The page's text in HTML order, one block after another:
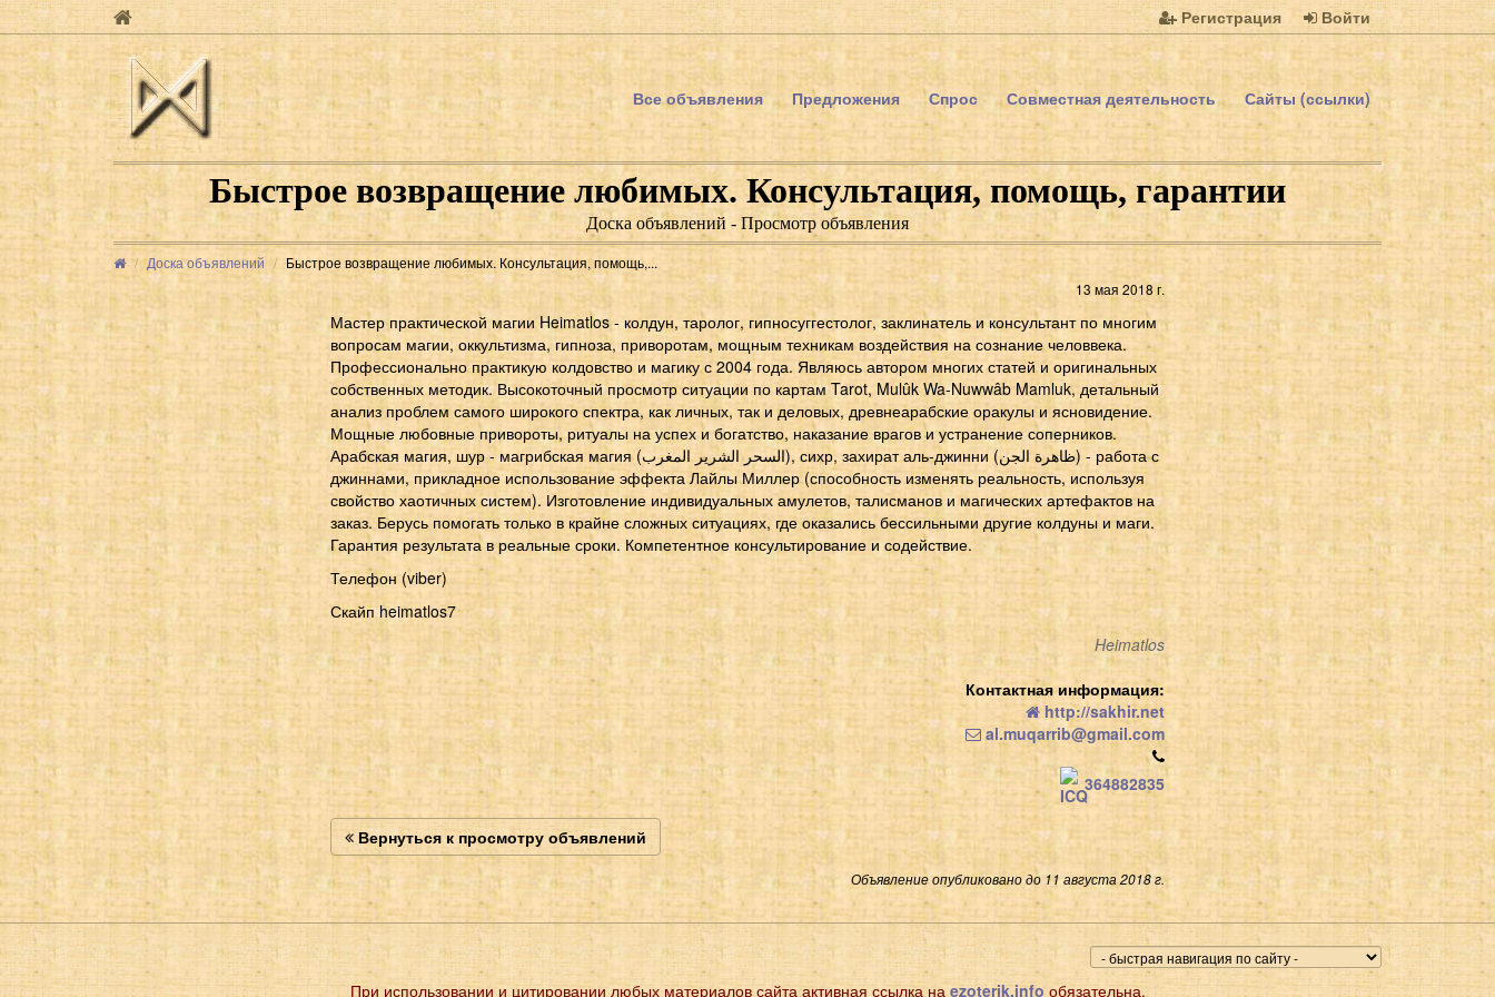
Регистрация Войти
Все объявления Предложения Спрос Совместная деятельность Сайты (ссылки)
Быстрое возвращение любимых. Консультация, помощь, гарантии
Доска объявлений - Просмотр объявления
Доска объявлений
Быстрое возвращение любимых. Консультация, помощь,...
13 мая 2018 г.
Мастер практической магии Heimatlos - колдун, таролог, гипносуггестолог, заклинатель и консультант по многим
вопросам магии, оккультизма, гипноза, приворотам, мощным техникам воздействия на сознание человвека.
Профессионально практикую колдовство и магику с 2004 года. Являюсь автором многих статей и оригинальных
собственных методик. Высокоточный просмотр ситуации по картам Tarot, Mulûk Wa-Nuwwâb Mamluk, детальный
анализ проблем самого широкого спектра, как личных, так и деловых, древнеарабские оракулы и ясновидение.
Мощные любовные привороты, ритуалы на успех и богатство, наказание врагов и устранение соперников.
Арабская магия, шур - магрибская магия (السحر الشرير المغرب), сихр, захират аль-джинни (ظاهرة الجن) - работа с
джиннами, прикладное использование эффекта Лайлы Миллер (способность изменять реальность, используя
свойство хаотичных систем). Изготовление индивидуальных амулетов, талисманов и магических артефактов на
заказ. Берусь помогать только в крайне сложных ситуациях, где оказались бессильными другие колдуны и маги.
Гарантия результата в реальные сроки. Компетентное консультирование и содействие.
Телефон (viber)
Скайп heimatlos7
Heimatlos
Контактная информация:
http://sakhir.net
al.muqarrib@gmail.com
364882835
Вернуться к просмотру объявлений
Объявление опубликовано до 11 августа 2018 г.
При использовании и цитировании любых материалов сайта активная ссылка наezoterik.info обязательна.